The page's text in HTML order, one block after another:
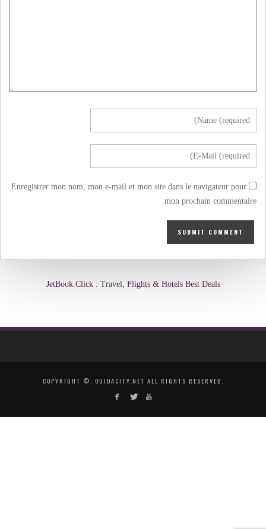
Enregistrer mon nom, mon e-mail et mon site dans le navigateur pour
mon prochain commentaire.
JetBook.Click : Travel, Flights & Hotels Best Deals
COPYRIGHT ©, OUJDACITY.NET ALL RIGHTS RESERVED.